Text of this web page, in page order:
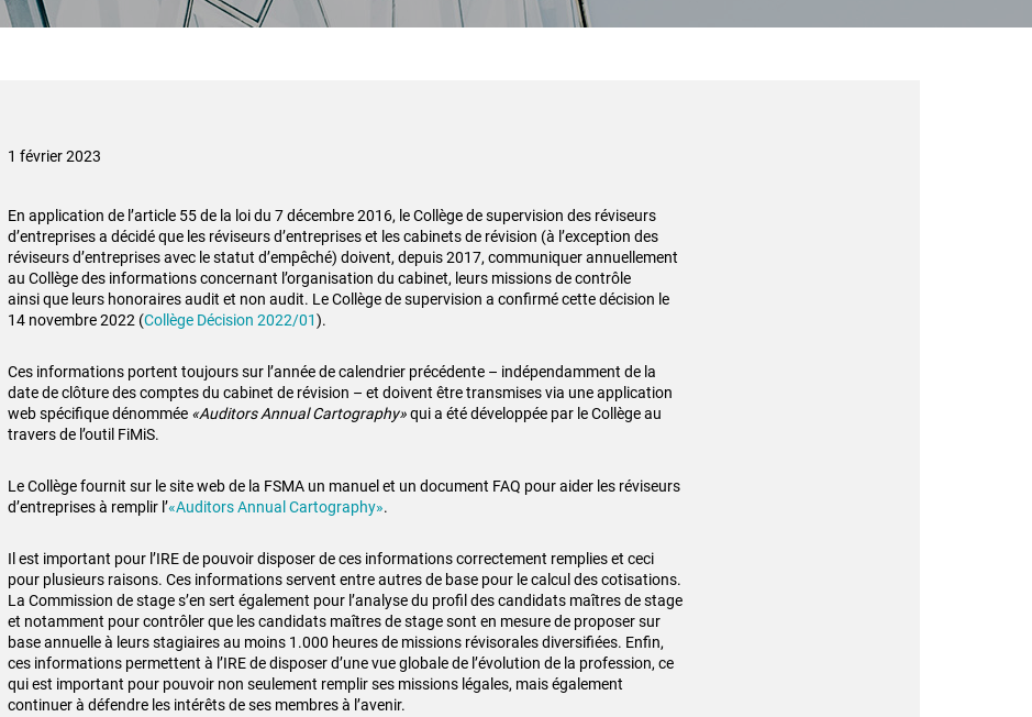
1 février 2023
En application de l’article 55 de la loi du 7 décembre 2016, le Collège desupervision des réviseurs
d’entreprises a décidé que les réviseurs d’entreprises et les cabinets de révision (à l’exception des
réviseurs d’entreprises avec le statut d’empêché) doivent, depuis 2017, communiquer annuellement
au Collège des informations concernant l’organisation du cabinet, leurs missions de contrôle
ainsique leurs honoraires audit et non audit. Le Collège de supervision a confirmé cettedécision le
14 novembre 2022 (Collège Décision 2022/01).
Ces informations portent toujours sur l’année de calendrier précédente – indépendamment de la
date de clôture des comptes du cabinet de révision – et doivent être transmises via une application
web spécifique dénommée «AuditorsAnnual Cartography»qui a été développée par le Collège au
travers de l’outil FiMiS.
Le Collège fournit sur le site web de la FSMA un manuel et un document FAQ pouraider les réviseurs
d’entreprises à remplir l’«Auditors Annual Cartography».
Il est important pour l’IRE de pouvoir disposer de ces informations correctement remplies et ceci
pour plusieurs raisons. Ces informations servent entre autres de base pour le calcul des cotisations.
La Commission de stage s’en sert également pour l’analyse du profil des candidats maîtres de stage
et notamment pourcontrôler que les candidats maîtres de stage sont en mesure de proposer sur
base annuelle à leurs stagiaires au moins 1.000 heures de missions révisoralesdiversifiées. Enfin,
ces informations permettent à l’IRE de disposer d’une vueglobale de l’évolution de la profession, ce
qui est important pour pouvoir non seulement remplir ses missions légales, mais également
continuer à défendre les intérêts de ses membres à l’avenir.